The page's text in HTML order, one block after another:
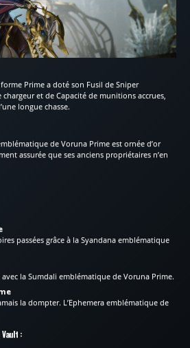
Prime a doté son Fusil de Sniper
et de Capacité de munitions accrues,
longue chasse.
de Voruna Prime est ornée d’or
assurée que ses anciens propriétaires n’en
passées grâce à la Syandana emblématique
la Sumdali emblématique de Voruna Prime.
la dompter. L’Ephemera emblématique de
: